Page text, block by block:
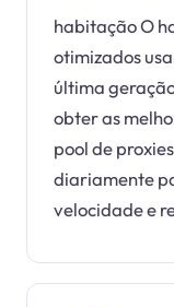
habitação O
otimizados
última
obter as
pool de
diariamente
velocidade e